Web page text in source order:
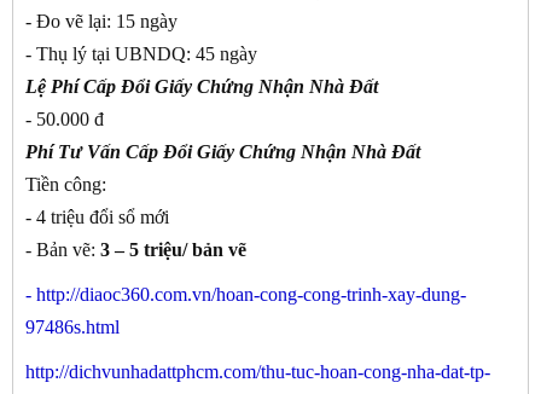
- Đo vẽ lại: 15 ngày
- Thụ lý tại UBNDQ: 45 ngày
Lệ Phí Cấp Đổi Giấy Chứng Nhận Nhà Đất
- 50.000 đ
Phí Tư Vấn Cấp Đổi Giấy Chứng Nhận Nhà Đất
Tiền công:
- 4 triệu đổi sổ mới
- Bản vẽ: 3 – 5 triệu/ bản vẽ
- http://diaoc360.com.vn/hoan-cong-cong-trinh-xay-dung-
97486s.html
http://dichvunhadattphcm.com/thu-tuc-hoan-cong-nha-dat-tp-